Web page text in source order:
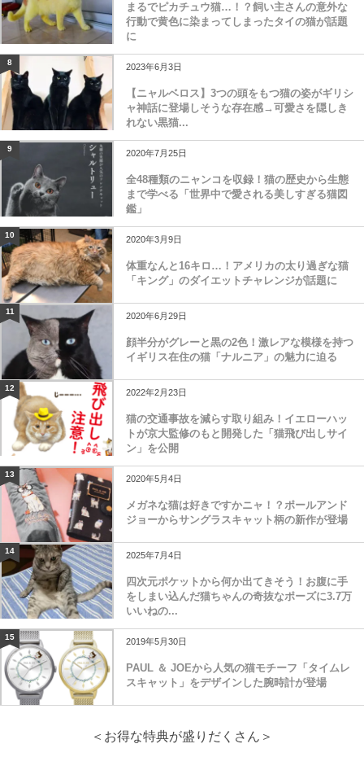
まるでピカチュウ猫…！？飼い主さんの意外な
行動で黄色に染まってしまったタイの猫が話題
に
8 2023年6月3日
【ニャルベロス】3つの頭をもつ猫の姿がギリシ
ャ神話に登場しそうな存在感→可愛さを隠しき
れない黒猫...
9 2020年7月25日
全48種類のニャンコを収録！猫の歴史から生態
まで学べる「世界中で愛される美しすぎる猫図
鑑」
10 2020年3月9日
体重なんと16キロ…！アメリカの太り過ぎな猫
「キング」のダイエットチャレンジが話題に
11 2020年6月29日
顔半分がグレーと黒の2色！激レアな模様を持つ
イギリス在住の猫「ナルニア」の魅力に迫る
12 2022年2月23日
猫の交通事故を減らす取り組み！イエローハッ
トが京大監修のもと開発した「猫飛び出しサイ
ン」を公開
13 2020年5月4日
メガネな猫は好きですかニャ！？ポールアンド
ジョーからサングラスキャット柄の新作が登場
14 2025年7月4日
四次元ポケットから何か出てきそう！お腹に手
をしまい込んだ猫ちゃんの奇抜なポーズに3.7万
いいねの...
15 2019年5月30日
PAUL ＆ JOEから人気の猫モチーフ「タイムレ
スキャット」をデザインした腕時計が登場
＜お得な特典が盛りだくさん＞